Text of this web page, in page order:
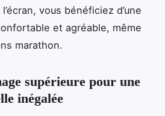
vous bénéficiez d’une
et agréable, même
marathon.
supérieure pour une
inégalée